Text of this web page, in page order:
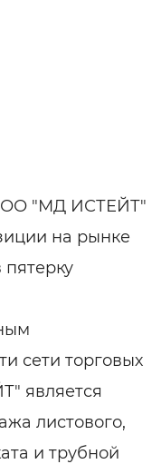
"МД ИСТЕЙТ"
на рынке
пятерку
сети торговых
является
листового,
и трубной